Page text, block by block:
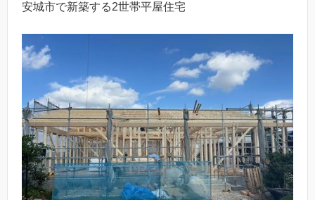
安城市で新築する2世帯平屋住宅